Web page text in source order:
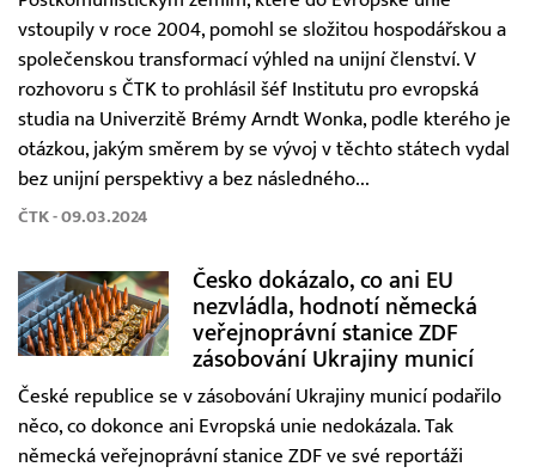
vstoupily v roce 2004, pomohl se složitou hospodářskou a
společenskou transformací výhled na unijní členství. V
rozhovoru s ČTK to prohlásil šéf Institutu pro evropská
studia na Univerzitě Brémy Arndt Wonka, podle kterého je
otázkou, jakým směrem by se vývoj v těchto státech vydal
bez unijní perspektivy a bez následného...
ČTK - 09.03.2024
Česko dokázalo, co ani EU
nezvládla, hodnotí německá
veřejnoprávní stanice ZDF
zásobování Ukrajiny municí
České republice se v zásobování Ukrajiny municí podařilo
něco, co dokonce ani Evropská unie nedokázala. Tak
německá veřejnoprávní stanice ZDF ve své reportáži